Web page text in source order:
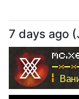
7 days ago (
-*-*
|